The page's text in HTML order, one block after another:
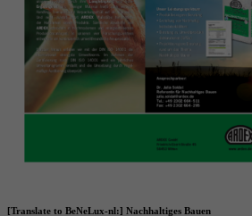
[Translate to BeNeLux-nl:] Nachhaltiges Bauen